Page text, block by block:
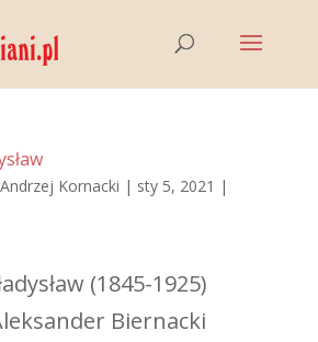
Andrzej Kornacki | sty 5, 2021 |
(1845-1925)
Biernacki